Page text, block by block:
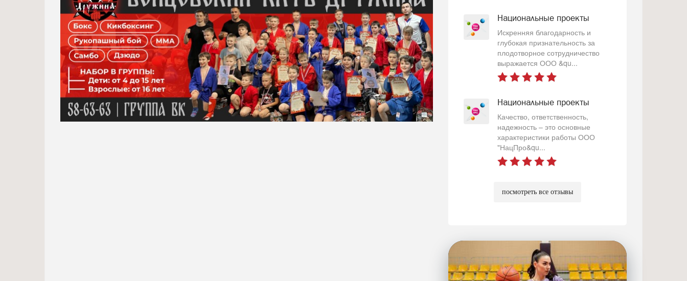
Национальные проекты
Искренняя благодарность и
глубокая признательность за
плодотворное сотрудничество
выражается ООО &qu...
Национальные проекты
Качество, ответственность,
надежность – это основные
характеристики работы ООО
"НацПро&qu...
посмотреть все отзывы